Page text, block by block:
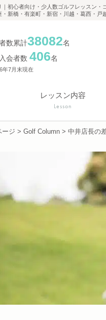
初心者向け・少人数ゴルフレッスン・
新橋・有楽町・新宿・川越・葛西・
数累計38082名
会者数 406名
年7月末現在
レッスン内容
Lesson
ージ > Golf Column > 中井店長の